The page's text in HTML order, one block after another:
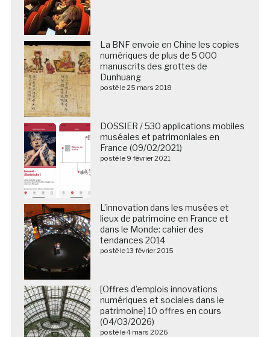
La BNF envoie en Chine les copies
numériques de plus de 5 000
manuscrits des grottes de
Dunhuang
posté le 25 mars 2018
DOSSIER / 530 applications mobiles
muséales et patrimoniales en
France (09/02/2021)
posté le 9 février 2021
L’innovation dans les musées et
lieux de patrimoine en France et
dans le Monde: cahier des
tendances 2014
posté le 13 février 2015
[Offres d’emplois innovations
numériques et sociales dans le
patrimoine] 10 offres en cours
(04/03/2026)
posté le 4 mars 2026